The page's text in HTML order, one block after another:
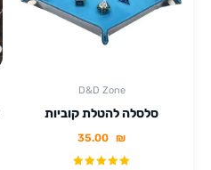
D&D Zone
סלסלה להטלת קוביות
35.00 ₪